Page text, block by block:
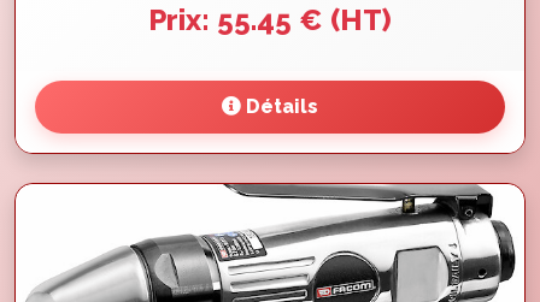
Prix: 55.45 € (HT)
Détails